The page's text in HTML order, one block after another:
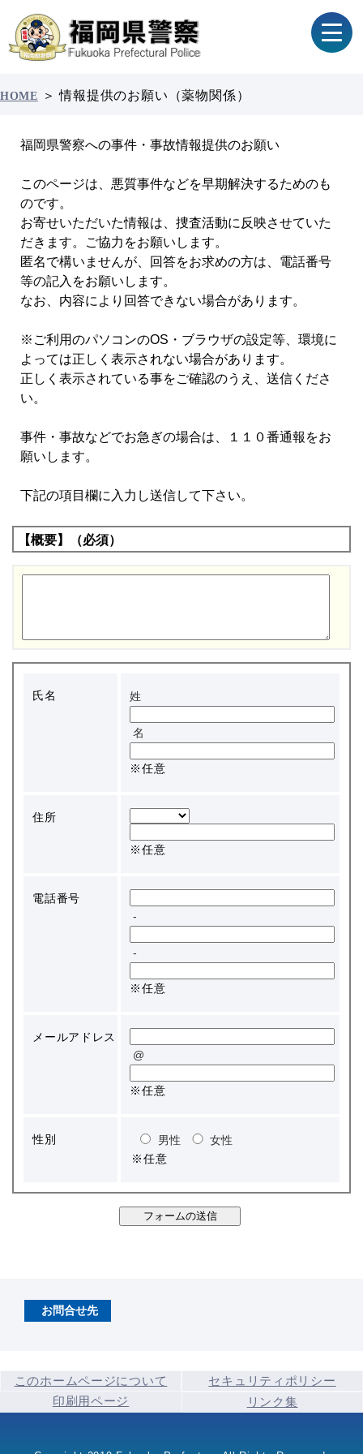
HOME ＞情報提供のお願い（薬物関係）
福岡県警察への事件・事故情報提供のお願い
このページは、悪質事件などを早期解決するためのも
のです。
お寄せいただいた情報は、捜査活動に反映させていた
だきます。ご協力をお願いします。
匿名で構いませんが、回答をお求めの方は、電話番号
等の記入をお願いします。
なお、内容により回答できない場合があります。
※ご利用のパソコンのOS・ブラウザの設定等、環境に
よっては正しく表示されない場合があります。
正しく表示されている事をご確認のうえ、送信くださ
い。
事件・事故などでお急ぎの場合は、１１０番通報をお
願いします。
下記の項目欄に入力し送信して下さい。
【概要】（必須）
氏名 姓
名
※任意
住所
※任意
電話番号
-
-
※任意
メールアドレス
@
※任意
性別 男性 女性
※任意
お問合せ先
このホームページについて
セキュリティポリシー
印刷用ページ
リンク集